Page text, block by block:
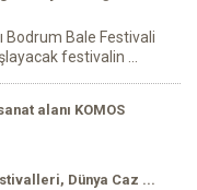
Bodrum Bale Festivali
festivalin ...
alanı KOMOS
Dünya Caz ...